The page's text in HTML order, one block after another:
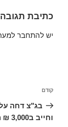
כתיבת תגובה
יש להתחבר
הפוסט
הקודם
קודם
בג"צ דחה על
וחייב ב3,000 ₪ הוצאות